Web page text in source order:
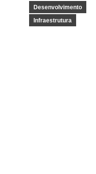
Desenvolvimento
Infraestrutura